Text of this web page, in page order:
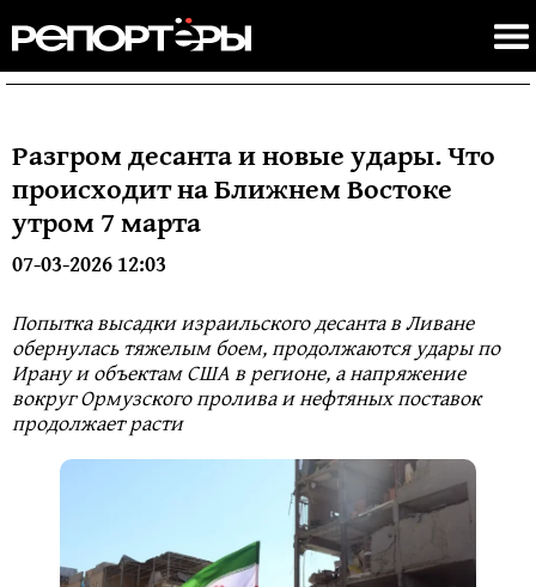
Разгром десанта и новые удары. Что
происходит на Ближнем Востоке
утром 7 марта
07-03-2026 12:03
Попытка высадки израильского десанта в Ливане
обернулась тяжелым боем, продолжаются удары по
Ирану и объектам США в регионе, а напряжение
вокруг Ормузского пролива и нефтяных поставок
продолжает расти